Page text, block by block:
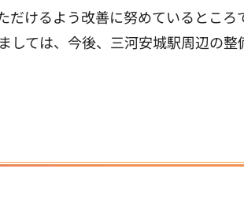
けるよう改善に努めているところ
しては、今後、三河安城駅周辺の整